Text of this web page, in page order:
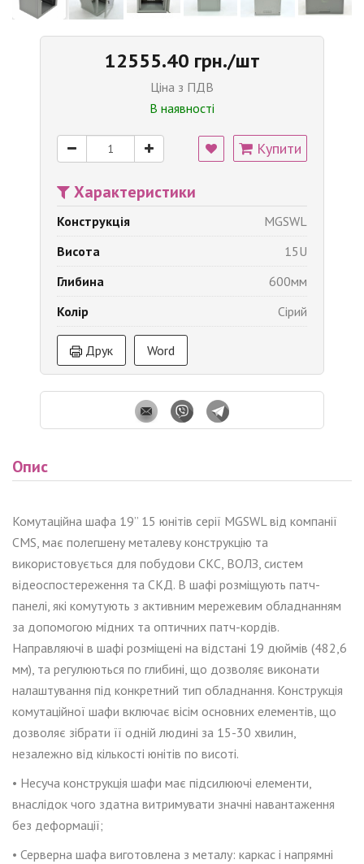
12555.40 грн./шт
Ціна з ПДВ
В наявності
Купити
Характеристики
Конструкція
MGSWL
Висота
15U
Глибина
600мм
Колір
Сірий
Друк Word
Опис
Комутаційна шафа 19” 1 5 юнітів серії MGSWL від компанії
CMS, має полегшену металеву конструкцію та
використовується для побудови СКС, ВОЛЗ, систем
відеоспостереження та СКД. В шафі розміщують патч-
панелі, які комутують з активним мережевим обладнанням
за допомогою мідних та оптичних патч-кордів.
Направляючі в шафі розміщені на відстані 19 дюймів (482,6
мм) , та регулюються по глибині, що дозволяє виконати
налаштування під конкретний тип обладнання. Конструкція
комутаційної шафи включає вісім основних елементів, що
дозволяє зібрати її одній людині за 15-30 хвилин,
незалежно від кількості юнітів по висоті.
• Несуча конструкція шафи має підсилюючі елементи,
внаслідок чого здатна витримувати значні навантаження
без деформації;
• Серверна шафа виготовлена ​​з металу: каркас і напрямні